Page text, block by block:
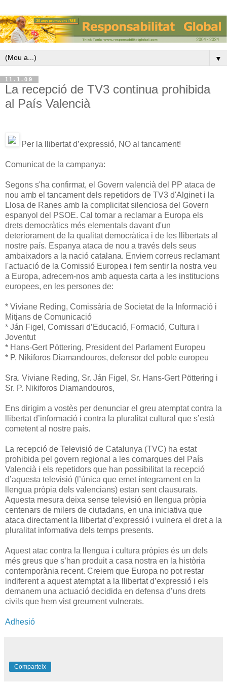
▼
11.1.09
La recepció de TV3 continua prohibida
al País Valencià
Per la llibertat d’expressió, NO al tancament!
Comunicat de la campanya:
Segons s'ha confirmat, el Govern valencià del PP ataca de
nou amb el tancament dels repetidors de TV3 d'Alginet i la
Llosa de Ranes amb la complicitat silenciosa del Govern
espanyol del PSOE. Cal tornar a reclamar a Europa els
drets democràtics més elementals davant d'un
deteriorament de la qualitat democràtica i de les llibertats al
nostre país. Espanya ataca de nou a través dels seus
ambaixadors a la nació catalana. Enviem correus reclamant
l'actuació de la Comissió Europea i fem sentir la nostra veu
a Europa, adrecem-nos amb aquesta carta a les institucions
europees, en les persones de:
* Viviane Reding, Comissària de Societat de la Informació i
Mitjans de Comunicació
* Ján Figel, Comissari d’Educació, Formació, Cultura i
Joventut
* Hans-Gert Pöttering, President del Parlament Europeu
* P. Nikiforos Diamandouros, defensor del poble europeu
Sra. Viviane Reding, Sr. Ján Figel, Sr. Hans-Gert Pöttering i
Sr. P. Nikiforos Diamandouros,
Ens dirigim a vostès per denunciar el greu atemptat contra la
llibertat d’informació i contra la pluralitat cultural que s’està
cometent al nostre país.
La recepció de Televisió de Catalunya (TVC) ha estat
prohibida pel govern regional a les comarques del País
Valencià i els repetidors que han possibilitat la recepció
d’aquesta televisió (l’única que emet íntegrament en la
llengua pròpia dels valencians) estan sent clausurats.
Aquesta mesura deixa sense televisió en llengua pròpia
centenars de milers de ciutadans, en una iniciativa que
ataca directament la llibertat d’expressió i vulnera el dret a la
pluralitat informativa dels temps presents.
Aquest atac contra la llengua i cultura pròpies és un dels
més greus que s’han produit a casa nostra en la història
contemporània recent. Creiem que Europa no pot restar
indiferent a aquest atemptat a la llibertat d’expressió i els
demanem una actuació decidida en defensa d’uns drets
civils que hem vist greument vulnerats.
Adhesió
Comparteix